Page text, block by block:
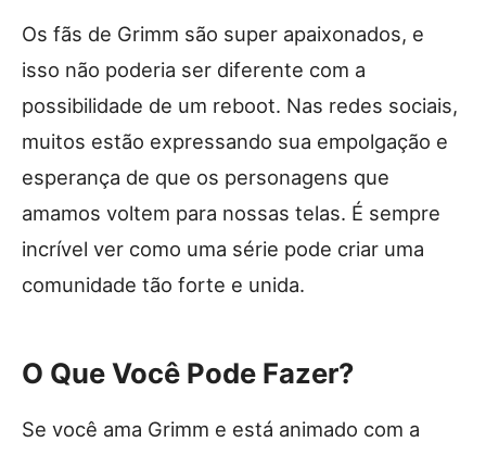
Os fãs de Grimm são super apaixonados, e
isso não poderia ser diferente com a
possibilidade de um reboot. Nas redes sociais,
muitos estão expressando sua empolgação e
esperança de que os personagens que
amamos voltem para nossas telas. É sempre
incrível ver como uma série pode criar uma
comunidade tão forte e unida.
O Que Você Pode Fazer?
Se você ama Grimm e está animado com a